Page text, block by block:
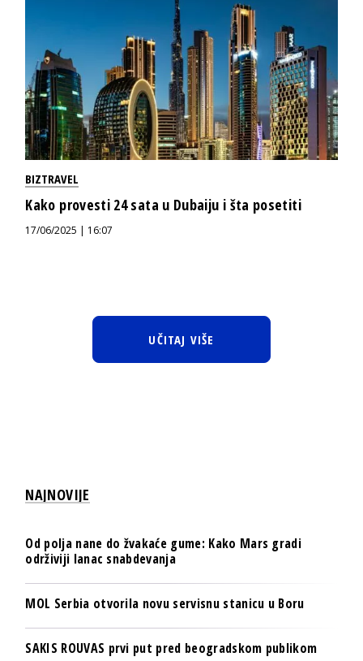
BIZTRAVEL
Kako provesti 24 sata u Dubaiju i šta posetiti
17/06/2025 | 16:07
UČITAJ VIŠE
NAJNOVIJE
Od polja nane do žvakaće gume: Kako Mars gradi
održiviji lanac snabdevanja
MOL Serbia otvorila novu servisnu stanicu u Boru
SAKIS ROUVAS prvi put pred beogradskom publikom